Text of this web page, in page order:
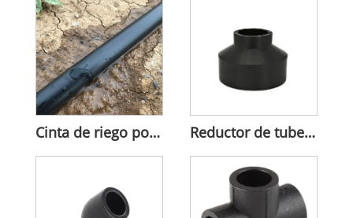
Cinta de riego por goteo integrada de HDPE, longitud personalizada Reductor de tubería de HDPE resistente a la corrosión